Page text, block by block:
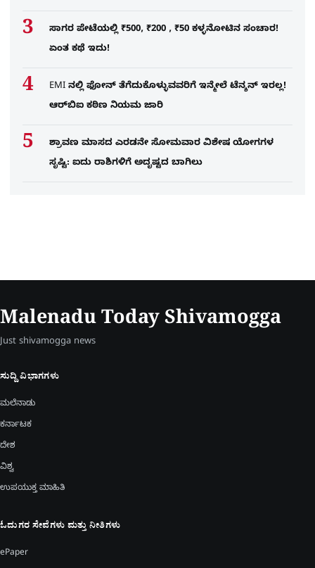
ಸಾಗರ ಪೇಟೆಯಲ್ಲಿ ₹500, ₹200 , ₹50 ಕಳ್ಳನೋಟಿನ ಸಂಚಾರ!
ಏಂತ ಕಥೆ ಇದು!
EMI ನಲ್ಲಿ ಫೋನ್​ ತೆಗೆದುಕೊಳ್ಳುವವರಿಗೆ ಇನ್ಮೇಲೆ ಟೆನ್ಶನ್​ ಇರಲ್ಲ!
ಆರ್‌ಬಿಐ ಕಠಿಣ ನಿಯಮ ಜಾರಿ
ಶ್ರಾವಣ ಮಾಸದ ಎರಡನೇ ಸೋಮವಾರ ವಿಶೇಷ ಯೋಗಗಳ
ಸೃಷ್ಟಿ: ಐದು ರಾಶಿಗಳಿಗೆ ಅದೃಷ್ಟದ ಬಾಗಿಲು
Malenadu Today Shivamogga
Just shivamogga news
ಸುದ್ದಿ ವಿಭಾಗಗಳು
ಮಲೆನಾಡು
ಕರ್ನಾಟಕ
ದೇಶ
ವಿಶ್ವ
ಉಪಯುಕ್ತ ಮಾಹಿತಿ
ಓದುಗರ ಸೇವೆಗಳು ಮತ್ತು ನೀತಿಗಳು
ePaper